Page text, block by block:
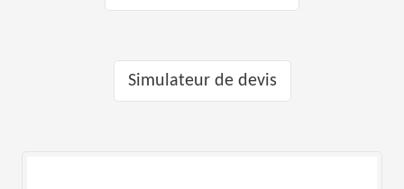
Simulateur de devis